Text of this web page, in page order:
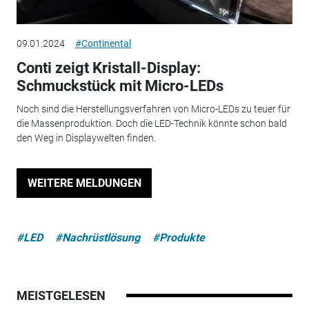
09.01.2024 #Continental
Conti zeigt Kristall-Display:
Schmuckstück mit Micro-LEDs
Noch sind die Herstellungsverfahren von Micro-LEDs zu teuer für
die Massenproduktion. Doch die LED-Technik könnte schon bald
den Weg in Displaywelten finden.
WEITERE MELDUNGEN
#LED #Nachrüstlösung #Produkte
MEISTGELESEN